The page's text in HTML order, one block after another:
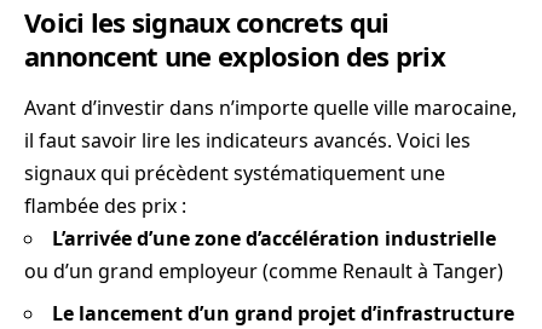
Voici les signaux concrets qui
annoncent une explosion des prix
Avant d’investir dans n’importe quelle ville marocaine,
il faut savoir lire les indicateurs avancés. Voici les
signaux qui précèdent systématiquement une
flambée des prix :
L’arrivée d’une zone d’accélération industrielle
ou d’un grand employeur (comme Renault à Tanger)
Le lancement d’un grand projet d’infrastructure